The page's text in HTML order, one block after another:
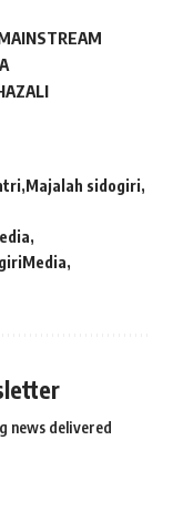
Majalah sidogiri
news delivered